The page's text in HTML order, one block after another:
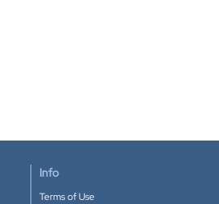
Info
Terms of Use